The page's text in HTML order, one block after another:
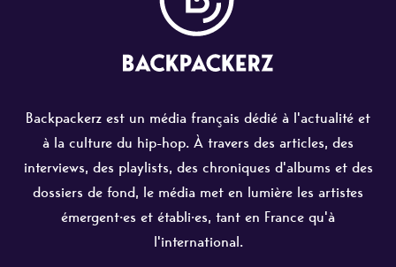
Backpackerz est un média français dédié à l'actualité et
à la culture du hip-hop. À travers des articles, des
interviews, des playlists, des chroniques d'albums et des
dossiers de fond, le média met en lumière les artistes
émergent·es et établi·es, tant en France qu'à
l'international.